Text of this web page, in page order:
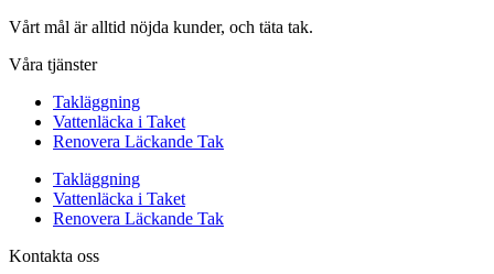
Vårt mål är alltid nöjda kunder, och täta tak.
Våra tjänster
Takläggning
Vattenläcka i Taket
Renovera Läckande Tak
Takläggning
Vattenläcka i Taket
Renovera Läckande Tak
Kontakta oss